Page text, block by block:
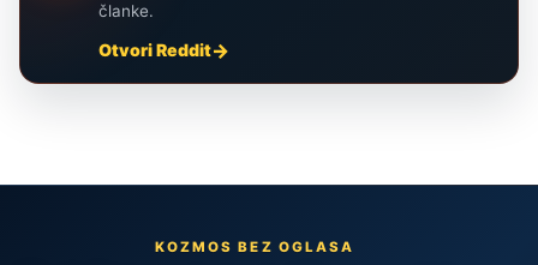
članke.
Otvori Reddit
KOZMOS BEZ OGLASA